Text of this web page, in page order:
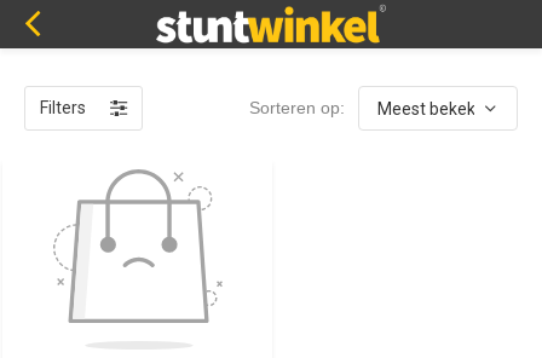
Filters Sorteren op: